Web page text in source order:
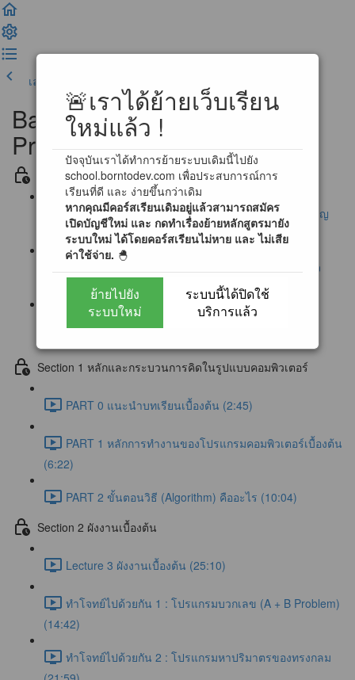
🚨เราได้ย้ายเว็บเรียน
ใหม่แล้ว !
ปัจจุบันเราได้ทำการย้ายระบบเดิมนี้ไปยัง
school.borntodev.com เพื่อประสบการณ์การ
เรียนที่ดี และ ง่ายขึ้นกว่าเดิม
หากคุณมีคอร์สเรียนเดิมอยู่แล้วสามารถสมัคร
เปิดบัญชีใหม่ และ กดทำเรื่องย้ายหลักสูตรมายัง
ระบบใหม่ ได้โดยคอร์สเรียนไม่หาย และ ไม่เสีย
ค่าใช้จ่าย. 🐣
ย้ายไปยัง
ระบบใหม่
ระบบนี้ได้ปิดใช้
บริการแล้ว
เลคเชอร์ก่อนหน้า
Basic Problem Solving for
Programming
ข่าวสาร และ ข้อตกลงในการเรียน
ประกาศ : แก้ไขช่องทางการส่งอีเมลแบบฝึกหัด ! (สำคัญ
มาก !!)
ประกาศ : ผู้เรียนสามารถทำแบบฝึกหัดผ่านระบบตรวจ
อัตโนมัติได้แล้ว !! [สำคัญมาก]
ประกาศ : การเข้าใช้งาน Online Programming
Section 1 หลักและกระบวนการคิดในรูปแบบคอมพิวเตอร์
PART 0 แนะนำบทเรียนเบื้องต้น (2:45)
PART 1 หลักการทำงานของโปรแกรมคอมพิวเตอร์เบื้องต้น
(6:22)
PART 2 ขั้นตอนวิธี (Algorithm) คืออะไร (10:04)
Section 2 ผังงานเบื้องต้น
Lecture 3 ผังงานเบื้องต้น (25:10)
ทำโจทย์ไปด้วยกัน 1 : โปรแกรมบวกเลข (A + B Problem)
(14:42)
ทำโจทย์ไปด้วยกัน 2 : โปรแกรมหาปริมาตรของทรงกลม